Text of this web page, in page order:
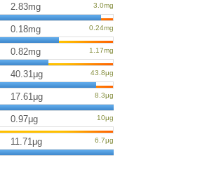
2.83mg
0.18mg
0.82mg
40.31μg
17.61μg
0.97μg
11.71μg